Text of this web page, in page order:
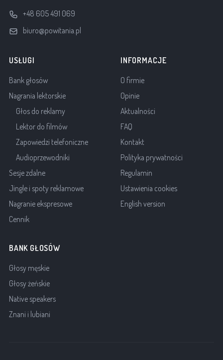
+48 605 491 069
biuro@powitania.pl
USŁUGI
Bank głosów
Nagrania lektorskie
Głos do reklamy
Lektor do filmów
Zapowiedzi telefoniczne
Audioprzewodniki
Sesje zdalne
Jingle i spoty reklamowe
Nagranie ekspresowe
Cennik
INFORMACJE
O firmie
Opinie
Aktualności
FAQ
Kontakt
Polityka prywatności
Regulamin
Ustawienia cookies
English version
BANK GŁOSÓW
Głosy męskie
Głosy żeńskie
Native speakers
Znani i lubiani